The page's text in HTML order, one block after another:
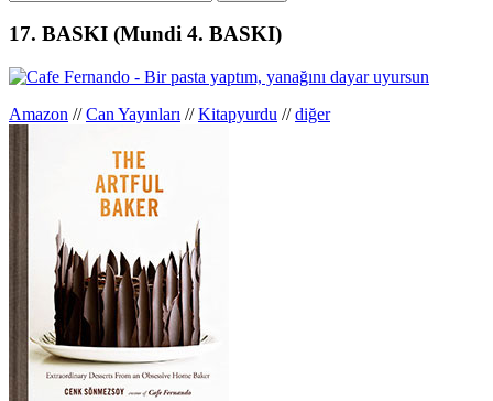
çubuğu
17. BASKI (Mundi 4. BASKI)
Amazon //Can Yayınları //Kitapyurdu //diğer